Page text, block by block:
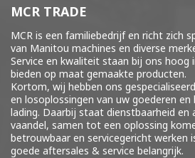
MCR TRADE
MCR is een familiebedrijf en richt zich
van Manitou machines en diverse
Service en kwaliteit staan bij ons hoog
bieden op maat gemaakte producten.
Kortom, wij hebben ons
en losoplossingen van uw goederen
lading. Daarbij staat dienstbaarheid en
vaandel, samen tot een oplossing
betrouwbaar en servicegericht werken
goede aftersales & service belangrijk.